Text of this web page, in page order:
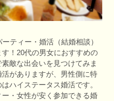
ティー・婚活（結婚相談）
！20代の男女におすすめの
敵な出会いを見つけてみま
がありますが、男性側に特
ハイステータス婚活です。
・女性が安く参加できる婚